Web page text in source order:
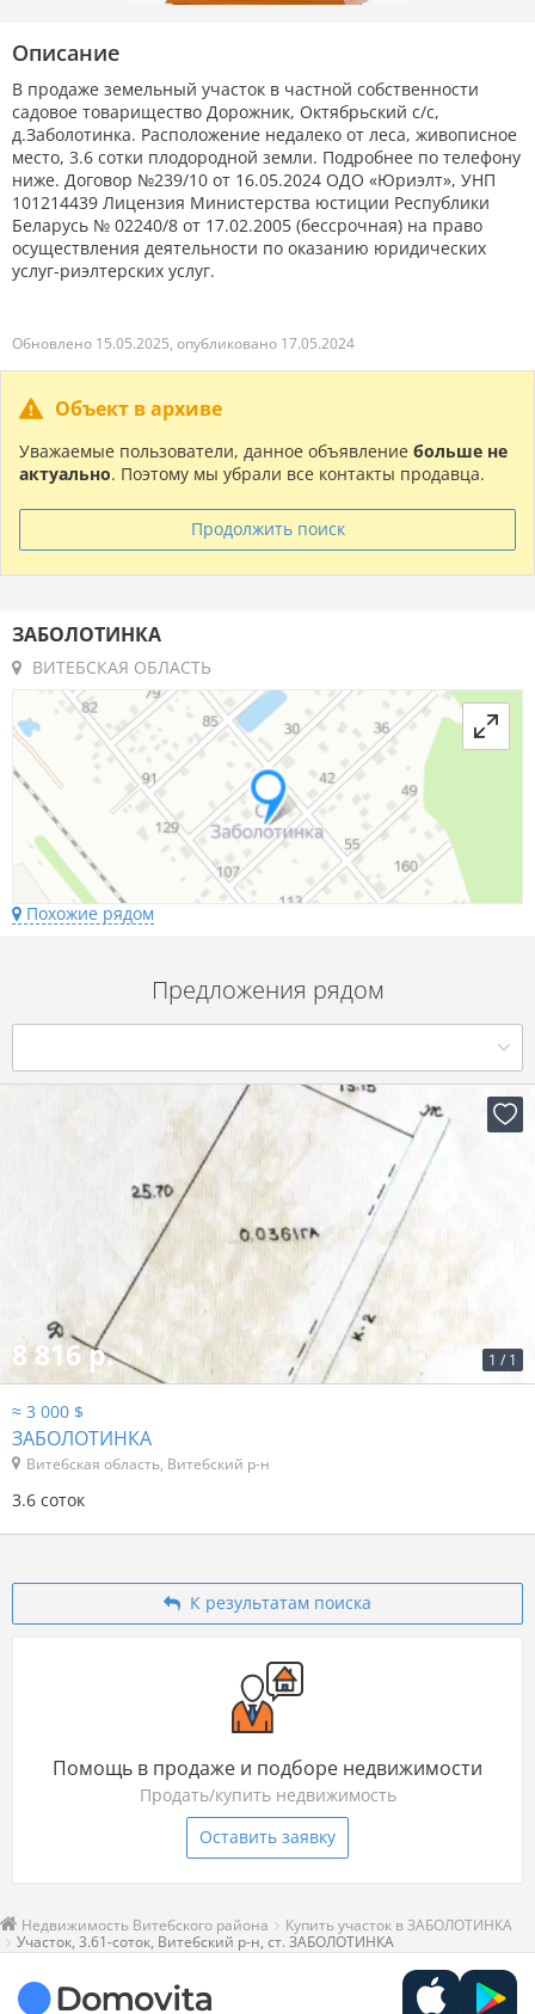
Описание
В продаже земельный участок в частной собственности
садовое товарищество Дорожник, Октябрьский с/с,
д.Заболотинка. Расположение недалеко от леса, живописное
место, 3.6 сотки плодородной земли. Подробнее по телефону
ниже. Договор №239/10 от 16.05.2024 ОДО «Юриэлт», УНП
101214439 Лицензия Министерства юстиции Республики
Беларусь № 02240/8 от 17.02.2005 (бессрочная) на право
осуществления деятельности по оказанию юридических
услуг-риэлтерских услуг.
Обновлено 15.05.2025, опубликовано 17.05.2024
Объект в архиве
Уважаемые пользователи, данное объявление больше не
актуально. Поэтому мы убрали все контакты продавца.
Продолжить поиск
ЗАБОЛОТИНКА
ВИТЕБСКАЯ ОБЛАСТЬ
Похожие рядом
Предложения рядом
1 / 1
8 816 р.
≈ 3 000 $
ЗАБОЛОТИНКА
Витебская область, Витебский р-н
3.6 соток
К результатам поиска
Помощь в продаже и подборе недвижимости
Продать/купить недвижимость
Оставить заявку
Недвижимость Витебского района
Купить участок в ЗАБОЛОТИНКА
Участок, 3.61-соток, Витебский р-н, ст. ЗАБОЛОТИНКА